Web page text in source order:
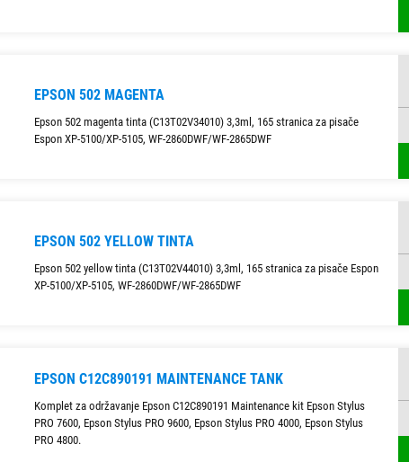
EPSON 502 MAGENTA
Epson 502 magenta tinta (C13T02V34010) 3,3ml, 165 stranica za pisače
Espon XP-5100/XP-5105, WF-2860DWF/WF-2865DWF
EPSON 502 YELLOW TINTA
Epson 502 yellow tinta (C13T02V44010) 3,3ml, 165 stranica za pisače Espon
XP-5100/XP-5105, WF-2860DWF/WF-2865DWF
EPSON C12C890191 MAINTENANCE TANK
Komplet za održavanje Epson C12C890191 Maintenance kit Epson Stylus
PRO 7600, Epson Stylus PRO 9600, Epson Stylus PRO 4000, Epson Stylus
PRO 4800.